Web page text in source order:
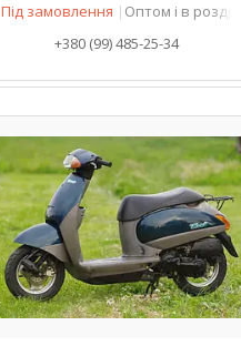
Під замовлення
Оптом і в роздріб
+380 (99) 485-25-34